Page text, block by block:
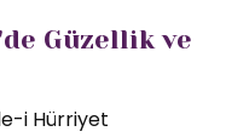
Güzellik ve
i Hürriyet